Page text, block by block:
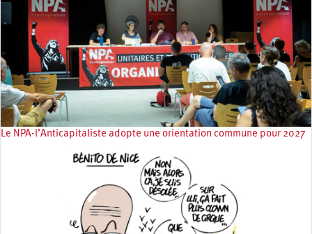
Le NPA-l’Anticapitaliste adopte une orientation commune pour 2027